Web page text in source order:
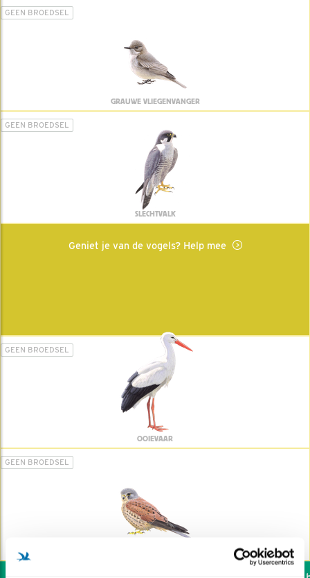
GEEN BROEDSEL
GRAUWE VLIEGENVANGER
GEEN BROEDSEL
SLECHTVALK
Geniet je van de vogels? Help mee
GEEN BROEDSEL
OOIEVAAR
GEEN BROEDSEL